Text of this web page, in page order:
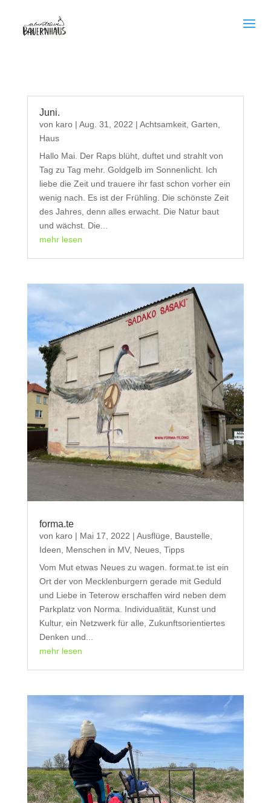
Juni.
von karo| Aug. 31, 2022 | Achtsamkeit, Garten
Haus
Hallo Mai. Der Raps blüht, duftet und strahlt von
Tag zu Tag mehr. Goldgelb im Sonnenlicht. Ich
liebe die Zeit und trauere ihr fast schon vorher ein
wenig nach. Es ist der Frühling. Die schönste Zeit
des Jahres, denn alles erwacht. Die Natur baut
und wächst. Die...
mehr lesen
forma.te
von karo| Mai 17, 2022 | Ausflüge Baustelle
Ideen
Menschen in MV, Neues, Tipps
Vom Mut etwas Neues zu wagen. format.te ist ein
Ort der von Mecklenburgern gerade mit Geduld
und Liebe in Teterow erschaffen wird neben dem
Parkplatz von Norma. Individualität, Kunst und
Kultur, ein Netzwerk für alle, Zukunftsorientiertes
Denken und...
mehr lesen